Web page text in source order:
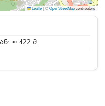
Leaflet|©OpenStreetMapcontributors
≈ 422 მ